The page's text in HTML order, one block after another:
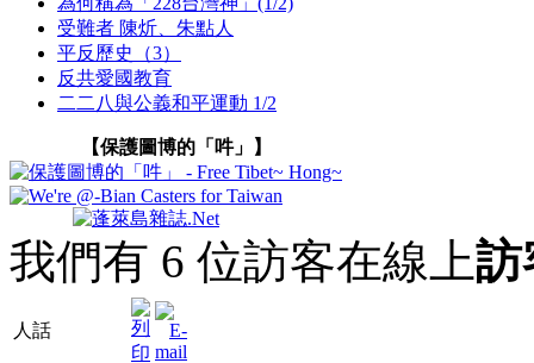
受難者 陳炘、朱點人
平反歷史（3）
反共愛國教育
二二八與公義和平運動 1/2
【保護圖博的「吽」】
我們有 6 位訪客在線上訪
人話